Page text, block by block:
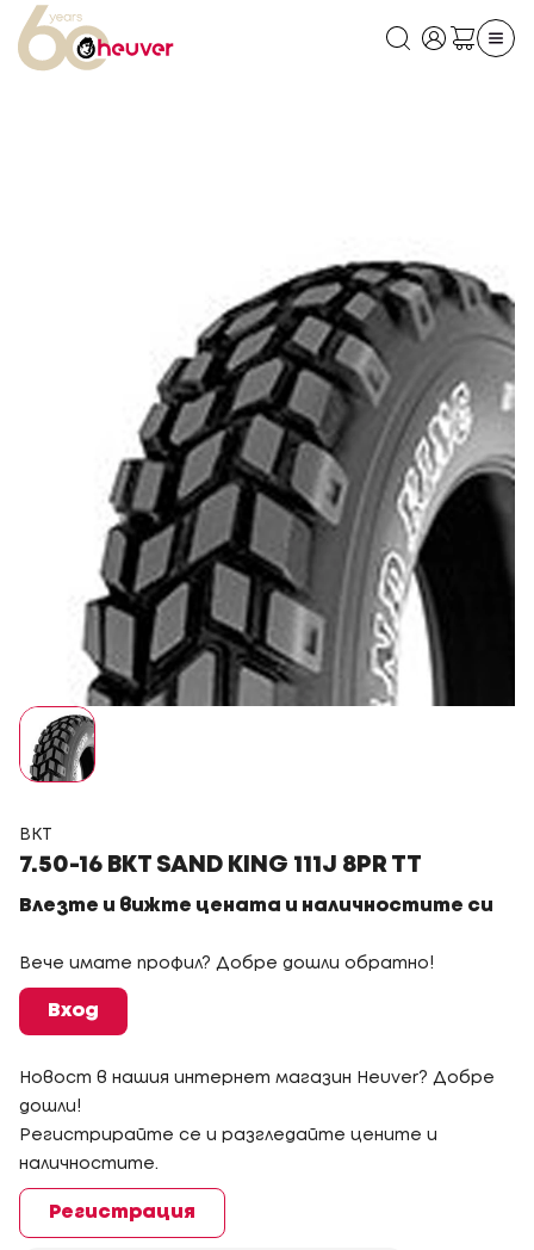
BKT
7.50-16 BKT SAND KING 111J 8PR TT
Влезте и вижте цената и наличностите си
Вече имате профил? Добре дошли обратно!
Вход
Новост в нашия интернет магазин Heuver? Добре
дошли!
Регистрирайте се и разгледайте цените и
наличностите.
Регистрация